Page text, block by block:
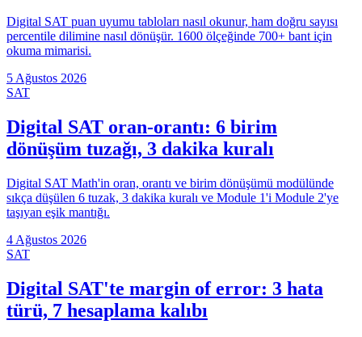
Digital SAT puan uyumu tabloları nasıl okunur, ham doğru sayısı
percentile dilimine nasıl dönüşür. 1600 ölçeğinde 700+ bant için
okuma mimarisi.
5 Ağustos 2026
SAT
Digital SAT oran-orantı: 6 birim
dönüşüm tuzağı, 3 dakika kuralı
Digital SAT Math'in oran, orantı ve birim dönüşümü modülünde
sıkça düşülen 6 tuzak, 3 dakika kuralı ve Module 1'i Module 2'ye
taşıyan eşik mantığı.
4 Ağustos 2026
SAT
Digital SAT'te margin of error: 3 hata
türü, 7 hesaplama kalıbı